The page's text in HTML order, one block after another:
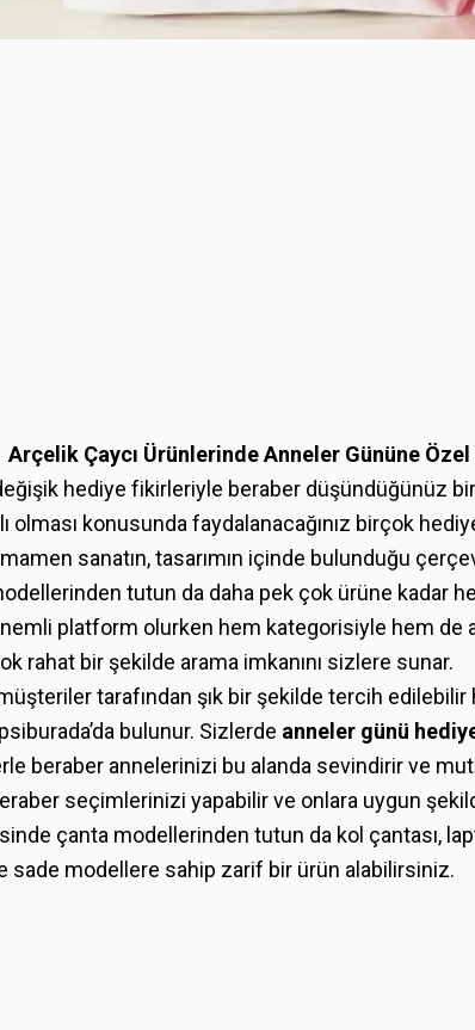
Arçelik Çaycı Ürünlerinde Anneler Gününe
hediye fikirleriyle beraber düşündüğünüz
olması konusunda faydalanacağınız birçok
sanatın, tasarımın içinde bulunduğu
tutun da daha pek çok ürüne kadar
platform olurken hem kategorisiyle hem
rahat bir şekilde arama imkanını sizlere sunar.
tarafından şık bir şekilde tercih
bulunur. Sizlerde anneler günü
beraber annelerinizi bu alanda sevindirir ve
seçimlerinizi yapabilir ve onlara uygun
çanta modellerinden tutun da kol çantası,
sade modellere sahip zarif bir ürün alabilirsiniz.